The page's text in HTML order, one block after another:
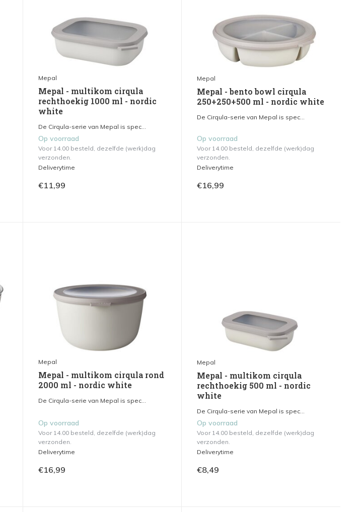
Mepal
Mepal - multikom cirqula
rechthoekig 1000 ml - nordic
white
De Cirqula-serie van Mepal is spec...
Op voorraad
Voor 14.00 besteld, dezelfde (werk)dag
verzonden.
Deliverytime
€11,99
Mepal
Mepal - bento bowl cirqula
250+250+500 ml - nordic white
De Cirqula-serie van Mepal is spec...
Op voorraad
Voor 14.00 besteld, dezelfde (werk)dag
verzonden.
Deliverytime
€16,99
Mepal
Mepal - multikom cirqula rond
2000 ml - nordic white
De Cirqula-serie van Mepal is spec...
Op voorraad
Voor 14.00 besteld, dezelfde (werk)dag
verzonden.
Deliverytime
€16,99
Mepal
Mepal - multikom cirqula
rechthoekig 500 ml - nordic
white
De Cirqula-serie van Mepal is spec...
Op voorraad
Voor 14.00 besteld, dezelfde (werk)dag
verzonden.
Deliverytime
€8,49